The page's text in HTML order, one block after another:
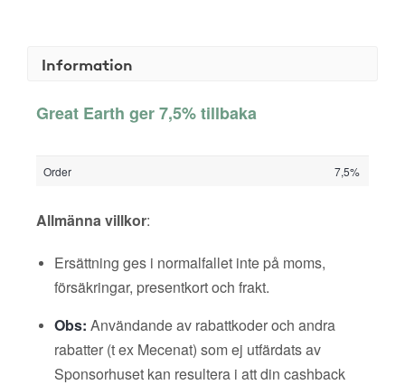
Information
Great Earth ger 7,5% tillbaka
Order 7,5%
Allmänna villkor:
Ersättning ges i normalfallet inte på moms,
försäkringar, presentkort och frakt.
Obs: Användande av rabattkoder och andra
rabatter (t ex Mecenat) som ej utfärdats av
Sponsorhuset kan resultera i att din cashback